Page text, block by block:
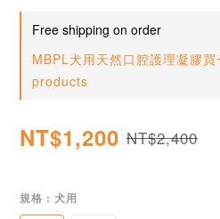
Free shipping on order
MBPL犬用天然口腔護理凝膠
products
NT$1,200 NT$2,400
規格 : 犬用